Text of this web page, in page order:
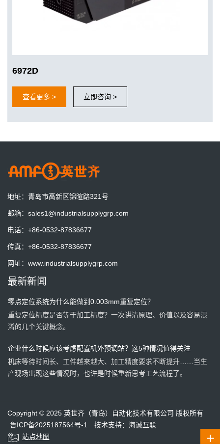
6972D
查看更多 > 立即咨询 >
地址： 青岛市高新区锦暄路321号
邮箱： sales1@industrialsupplygrp.com
电话： +86-0532-87836677
传真： +86-0532-87836677
网址： www.industrialsupplygrp.com
最新新闻
更好的适应工业4.0的要求
AMF零点定位系统增加夹紧信号检测，与机器人和机床完美贴合，
AMF德国将展出最新零点定位系统技术
一套预调站，一天能节省多少时间？算一笔账，也许答案比你想象
的更有价值。
零点定位系统为什么能做到0.003mm重复定位？
重复定位精度是否等于加工精度？一次讲清原理、价值以及容易混
淆的几个关键概念。
企业什么时候应该考虑配置机外预调站？这5种情况值得关注
机床等待时间长、工件越来越大、加工精度要求不断提升……当生
产现场出现这些情况时，也许是时候重新思考工艺流程了。
欢迎？
设备越先进，真正拉开差距的是装夹效率。了解AMF零点定位系统
如何减少非切削时间，提高机床利用率，让设备创造更多价值。
预调站有哪些功能？端面跳动、圆跳动、高度测量一次讲清
Copyright © 2025 英世齐（青岛）自动化技术有限公司 版权所有
鲁ICP备2025187564号-1
技术支持：海诚互联
站点地图